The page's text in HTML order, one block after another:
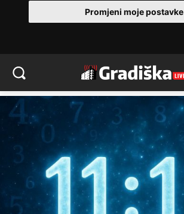
Promjeni moje postavke